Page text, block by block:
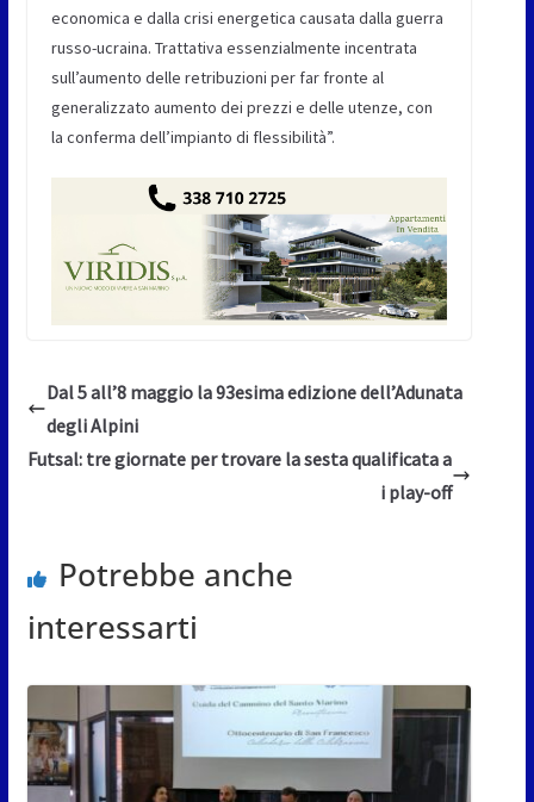
economica e dalla crisi energetica causata dalla guerra
russo-ucraina. Trattativa essenzialmente incentrata
sull’aumento delle retribuzioni per far fronte al
generalizzato aumento dei prezzi e delle utenze, con
la conferma dell’impianto di flessibilità”.
Dal 5 all’8 maggio la 93esima edizione dell’Adunata
degli Alpini
Futsal: tre giornate per trovare la sesta qualificata a
i play-off
Potrebbe anche
interessarti